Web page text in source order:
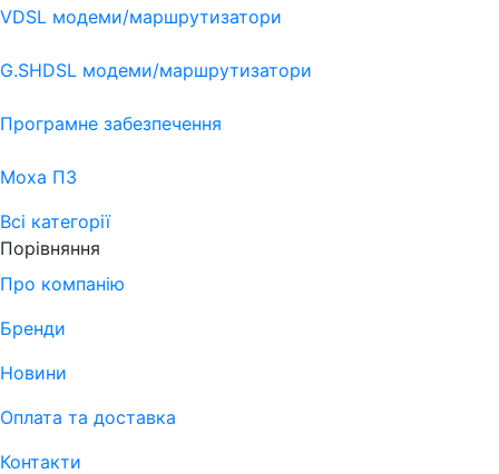
VDSL модеми/маршрутизатори
G.SHDSL модеми/маршрутизатори
Програмне забезпечення
Moxa ПЗ
Всі категорії
Порівняння
Про компанію
Бренди
Новини
Оплата та доставка
Контакти